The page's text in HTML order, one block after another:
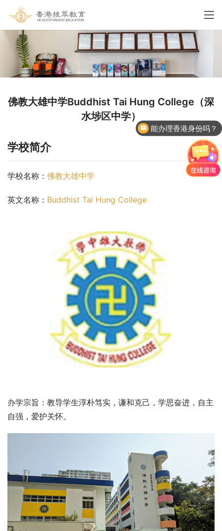
佛教大雄中学Buddhist Tai Hung College（深
水埗区中学）
学校简介
学校名称： 佛教大雄中学
英文名称： Buddhist Tai Hung College
办学宗旨：教导学生淳朴笃实，谦和克己，学思奋进，自主
自强，爱护关怀。
能办理香港身份吗？
香港国际学校申请